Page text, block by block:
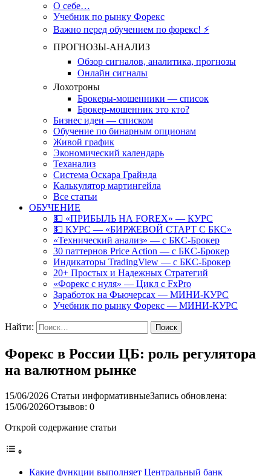
О себе…
Учебник по рынку Форекс
Важно перед обучением по форекс! ⚡
ПРОГНОЗЫ-АНАЛИЗ
Обзор сигналов, аналитика, прогнозы
Онлайн сигналы
Лохотроны
Брокеры-мошенники — список
Брокер-мошенник это кто?
Бизнес идеи — списком
Обучение по бинарным опционам
Живой график
Экономический календарь
Теханализ
Система Оскара Грайнда
Калькулятор мартингейла
Все статьи
ОБУЧЕНИЕ
💵 «ПРИБЫЛЬ НА FOREX» — КУРС
💵 КУРС — «БИРЖЕВОЙ СТАРТ С БКС»
«Технический анализ» — с БКС-Брокер
30 паттернов Price Action — с БКС-Брокер
Индикаторы TradingView — с БКС-Брокер
20+ Простых и Надежных Стратегий
«Форекс с нуля» — Цикл с FxPro
Заработок на Фьючерсах — МИНИ-КУРС
Учебник по рынку Форекс — МИНИ-КУРС
Найти:
Форекс в России ЦБ: роль регулятора
на валютном рынке
15/06/2026 Статьи информативныеЗапись обновлена:
15/06/2026Отзывов: 0
Открой содержание статьи
Какие функции выполняет Центральный банк